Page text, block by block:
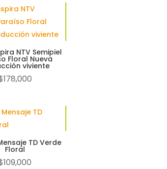
NTV Semipiel
Floral Nueva
viviente
178,000
TD Verde
Floral
109,000